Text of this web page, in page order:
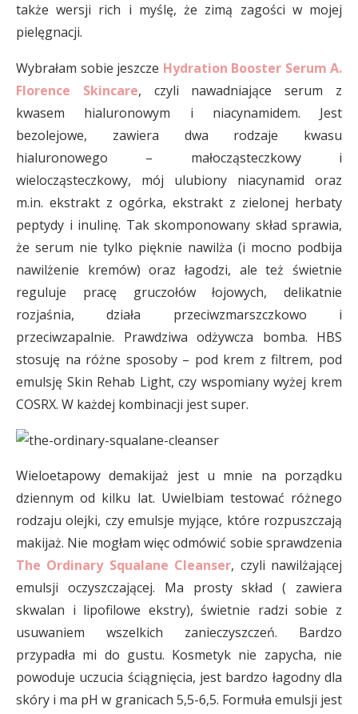
także wersji rich i myślę, że zimą zagości w mojej
pielęgnacji.
Wybrałam sobie jeszcze Hydration Booster Serum A.
Florence Skincare, czyli nawadniające serum z
kwasem hialuronowym i niacynamidem. Jest
bezolejowe, zawiera dwa rodzaje kwasu
hialuronowego – małocząsteczkowy i
wielocząsteczkowy, mój ulubiony niacynamid oraz
m.in. ekstrakt z ogórka, ekstrakt z zielonej herbaty
peptydy i inulinę. Tak skomponowany skład sprawia,
że serum nie tylko pięknie nawilża (i mocno podbija
nawilżenie kremów) oraz łagodzi, ale też świetnie
reguluje pracę gruczołów łojowych, delikatnie
rozjaśnia, działa przeciwzmarszczkowo i
przeciwzapalnie. Prawdziwa odżywcza bomba. HBS
stosuję na różne sposoby – pod krem z filtrem, pod
emulsję Skin Rehab Light, czy wspomiany wyżej krem
COSRX. W każdej kombinacji jest super.
Wieloetapowy demakijaż jest u mnie na porządku
dziennym od kilku lat. Uwielbiam testować różnego
rodzaju olejki, czy emulsje myjące, które rozpuszczają
makijaż. Nie mogłam więc odmówić sobie sprawdzenia
The Ordinary Squalane Cleanser, czyli nawilżającej
emulsji oczyszczającej. Ma prosty skład ( zawiera
skwalan i lipofilowe ekstry), świetnie radzi sobie z
usuwaniem wszelkich zanieczyszczeń. Bardzo
przypadła mi do gustu. Kosmetyk nie zapycha, nie
powoduje uczucia ściągnięcia, jest bardzo łagodny dla
skóry i ma pH w granicach 5,5-6,5. Formuła emulsji jest